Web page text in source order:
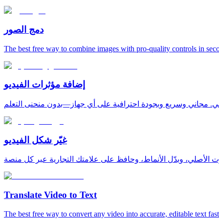
دمج الصور
The best free way to combine images with pro-quality controls in
إضافة مؤثرات الفيديو
غيّر شكل الفيديو
Translate Video to Text
The best free way to convert any video into accurate, editable text fast